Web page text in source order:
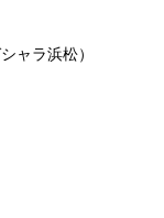
ャラ浜松）